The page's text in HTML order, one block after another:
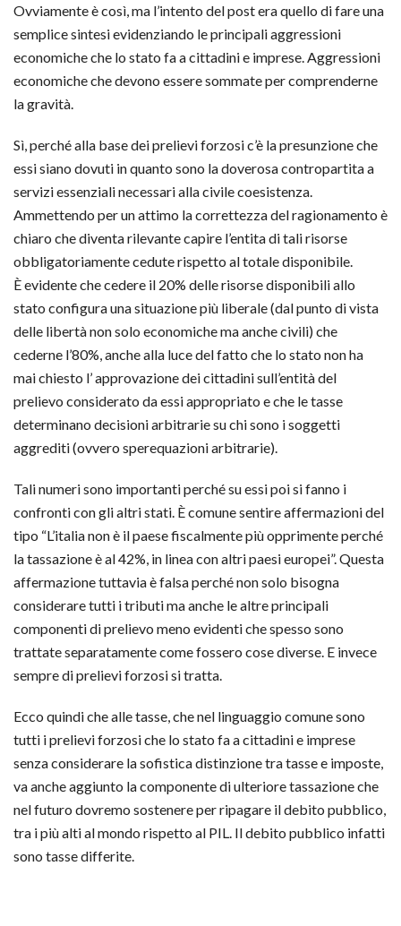
Ovviamente è così, ma l’intento del post era quello di fare una
semplice sintesi evidenziando le principali aggressioni
economiche che lo stato fa a cittadini e imprese. Aggressioni
economiche che devono essere sommate per comprenderne
la gravità.
Sì, perché alla base dei prelievi forzosi c’è la presunzione che
essi siano dovuti in quanto sono la doverosa contropartita a
servizi essenziali necessari alla civile coesistenza.
Ammettendo per un attimo la correttezza del ragionamento è
chiaro che diventa rilevante capire l’entita di tali risorse
obbligatoriamente cedute rispetto al totale disponibile.
È evidente che cedere il 20% delle risorse disponibili allo
stato configura una situazione più liberale (dal punto di vista
delle libertà non solo economiche ma anche civili) che
cederne l’80%, anche alla luce del fatto che lo stato non ha
mai chiesto l’ approvazione dei cittadini sull’entità del
prelievo considerato da essi appropriato e che le tasse
determinano decisioni arbitrarie su chi sono i soggetti
aggrediti (ovvero sperequazioni arbitrarie).
Tali numeri sono importanti perché su essi poi si fanno i
confronti con gli altri stati. È comune sentire affermazioni del
tipo “L’italia non è il paese fiscalmente più opprimente perché
la tassazione è al 42%, in linea con altri paesi europei”. Questa
affermazione tuttavia è falsa perché non solo bisogna
considerare tutti i tributi ma anche le altre principali
componenti di prelievo meno evidenti che spesso sono
trattate separatamente come fossero cose diverse. E invece
sempre di prelievi forzosi si tratta.
Ecco quindi che alle tasse, che nel linguaggio comune sono
tutti i prelievi forzosi che lo stato fa a cittadini e imprese
senza considerare la sofistica distinzione tra tasse e imposte,
va anche aggiunto la componente di ulteriore tassazione che
nel futuro dovremo sostenere per ripagare il debito pubblico,
tra i più alti al mondo rispetto al PIL. Il debito pubblico infatti
sono tasse differite.